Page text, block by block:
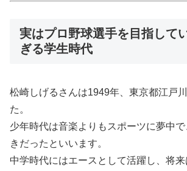
実はプロ野球選手を目指して
ぎる学生時代
松崎しげるさんは1949年、東京都江戸
た。
少年時代は音楽よりもスポーツに夢中
きだったといいます。
中学時代にはエースとして活躍し、将